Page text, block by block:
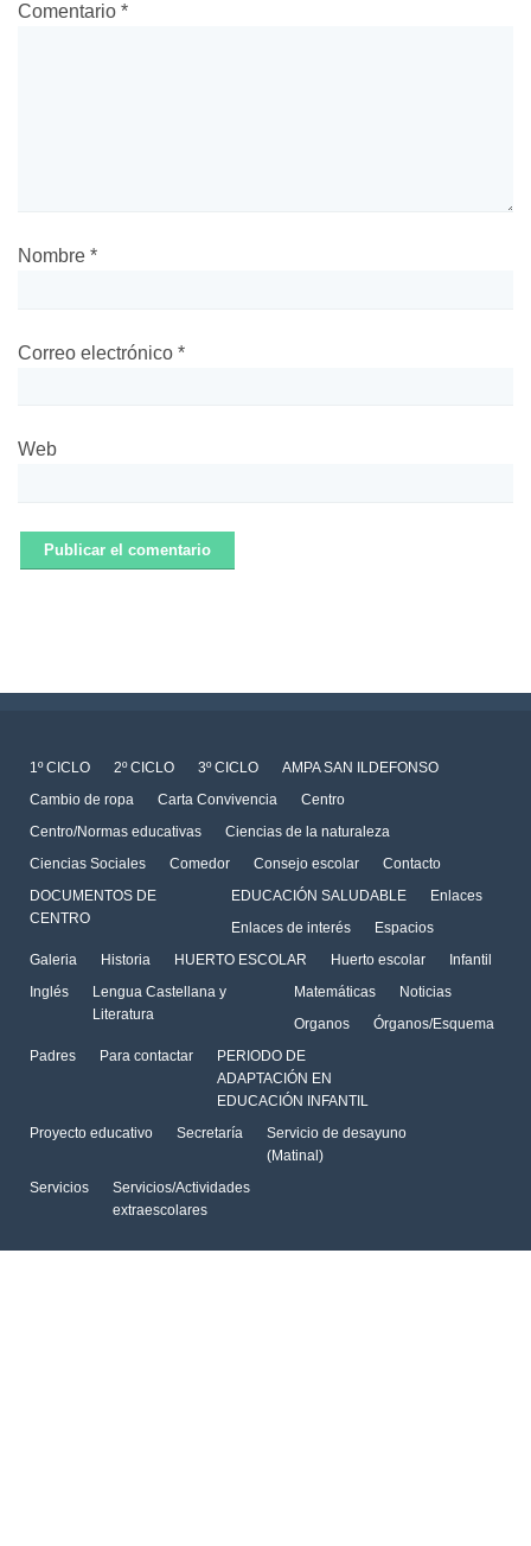
Comentario *
Nombre *
Correo electrónico *
Web
1º CICLO 2º CICLO 3º CICLO
AMPA SAN ILDEFONSO
Cambio de ropa
Carta Convivencia
Centro
Centro/Normas educativas
Ciencias de la naturaleza
Ciencias Sociales
Comedor Consejo escolar
Contacto
DOCUMENTOS DE
CENTRO
EDUCACIÓN SALUDABLE
Enlaces
Enlaces de interés
Espacios
Galeria
Historia HUERTO ESCOLAR Huerto escolar
Infantil
Inglés
Lengua Castellana y
Literatura
Matemáticas
Noticias
Organos
Órganos/Esquema
Padres
Para contactar
PERIODO DE
ADAPTACIÓN EN
EDUCACIÓN INFANTIL
Proyecto educativo
Secretaría
Servicio de desayuno
(Matinal)
Servicios
Servicios/Actividades
extraescolares